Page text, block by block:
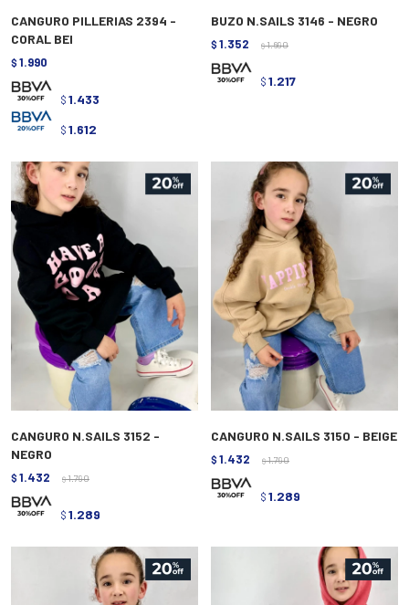
CANGURO PILLERIAS 2394 -
CORAL BEI
$ 1.990
$ 1.433
$ 1.612
BUZO N.SAILS 3146 - NEGRO
$ 1.352 $ 1.690
$ 1.217
CANGURO N.SAILS 3152 -
NEGRO
$ 1.432 $ 1.790
$ 1.289
CANGURO N.SAILS 3150 - BEIGE
$ 1.432 $ 1.790
$ 1.289